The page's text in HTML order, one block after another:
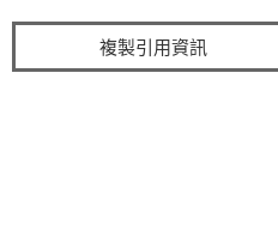
複製引用資訊